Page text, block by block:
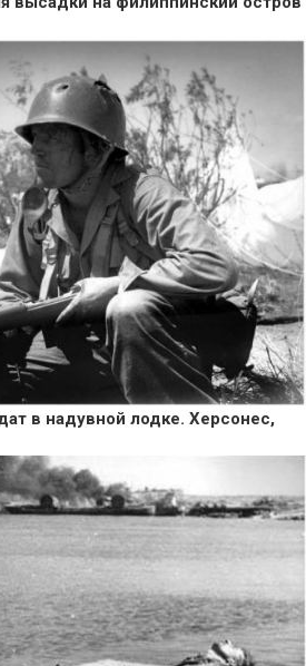
в надувной лодке. Херсонес,